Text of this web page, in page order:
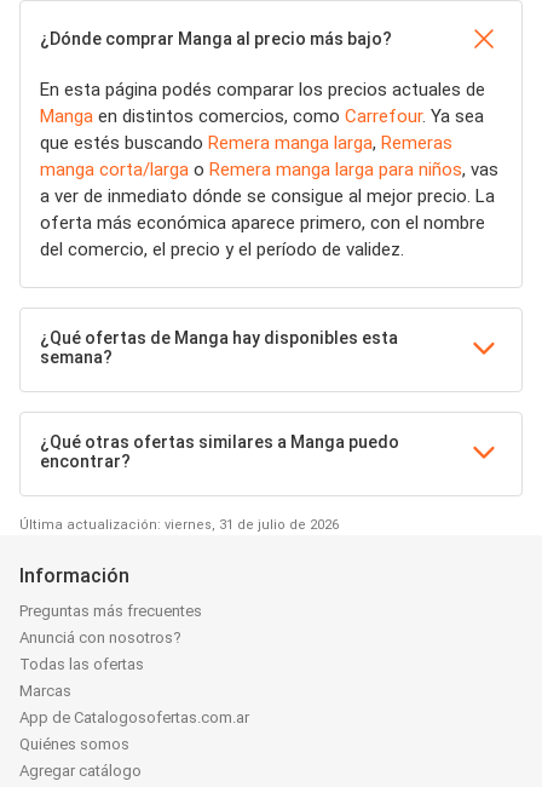
¿Dónde comprar Manga al precio más bajo?
En esta página podés comparar los precios actuales de
Manga en distintos comercios, como Carrefour. Ya sea
que estés buscando Remera manga larga, Remeras
manga corta/larga o Remera manga larga para niños, vas
a ver de inmediato dónde se consigue al mejor precio. La
oferta más económica aparece primero, con el nombre
del comercio, el precio y el período de validez.
¿Qué ofertas de Manga hay disponibles esta
semana?
¿Qué otras ofertas similares a Manga puedo
encontrar?
Última actualización: viernes, 31 de julio de 2026
Información
Preguntas más frecuentes
Anunciá con nosotros?
Todas las ofertas
Marcas
App de Catalogosofertas.com.ar
Quiénes somos
Agregar catálogo